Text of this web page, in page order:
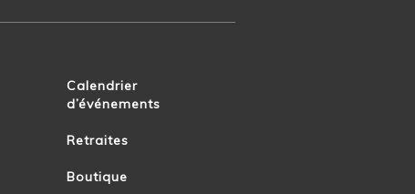
Calendrier
d’événements
Retraites
Boutique